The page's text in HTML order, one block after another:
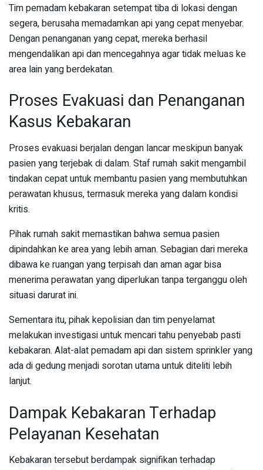
Tim pemadam kebakaran setempat tiba di lokasi dengan
segera, berusaha memadamkan api yang cepat menyebar.
Dengan penanganan yang cepat, mereka berhasil
mengendalikan api dan mencegahnya agar tidak meluas ke
area lain yang berdekatan.
Proses Evakuasi dan Penanganan
Kasus Kebakaran
Proses evakuasi berjalan dengan lancar meskipun banyak
pasien yang terjebak di dalam. Staf rumah sakit mengambil
tindakan cepat untuk membantu pasien yang membutuhkan
perawatan khusus, termasuk mereka yang dalam kondisi
kritis.
Pihak rumah sakit memastikan bahwa semua pasien
dipindahkan ke area yang lebih aman. Sebagian dari mereka
dibawa ke ruangan yang terpisah dan aman agar bisa
menerima perawatan yang diperlukan tanpa terganggu oleh
situasi darurat ini.
Sementara itu, pihak kepolisian dan tim penyelamat
melakukan investigasi untuk mencari tahu penyebab pasti
kebakaran. Alat-alat pemadam api dan sistem sprinkler yang
ada di gedung menjadi sorotan utama untuk diteliti lebih
lanjut.
Dampak Kebakaran Terhadap
Pelayanan Kesehatan
Kebakaran tersebut berdampak signifikan terhadap